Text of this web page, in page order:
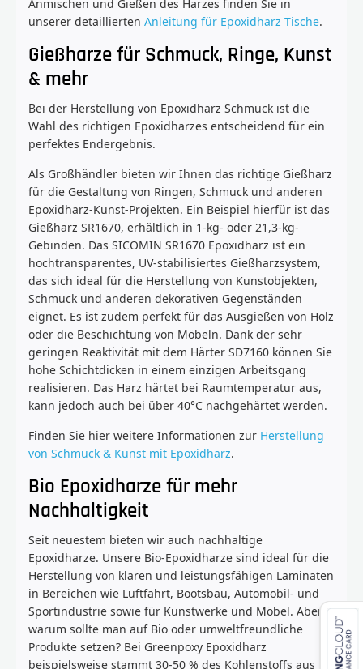
Anmischen und Gießen des Harzes finden Sie in
unserer detaillierten Anleitung für Epoxidharz Tische.
Gießharze für Schmuck, Ringe, Kunst
& mehr
Bei der Herstellung von Epoxidharz Schmuck ist die
Wahl des richtigen Epoxidharzes entscheidend für ein
perfektes Endergebnis.
Als Großhändler bieten wir Ihnen das richtige Gießharz
für die Gestaltung von Ringen, Schmuck und anderen
Epoxidharz-Kunst-Projekten. Ein Beispiel hierfür ist das
Gießharz SR1670, erhältlich in 1-kg- oder 21,3-kg-
Gebinden. Das SICOMIN SR1670 Epoxidharz ist ein
hochtransparentes, UV-stabilisiertes Gießharzsystem,
das sich ideal für die Herstellung von Kunstobjekten,
Schmuck und anderen dekorativen Gegenständen
eignet. Es ist zudem perfekt für das Ausgießen von Holz
oder die Beschichtung von Möbeln. Dank der sehr
geringen Reaktivität mit dem Härter SD7160 können Sie
hohe Schichtdicken in einem einzigen Arbeitsgang
realisieren. Das Harz härtet bei Raumtemperatur aus,
kann jedoch auch bei über 40°C nachgehärtet werden.
Finden Sie hier weitere Informationen zur Herstellung
von Schmuck & Kunst mit Epoxidharz.
Bio Epoxidharze für mehr
Nachhaltigkeit
Seit neuestem bieten wir auch nachhaltige
Epoxidharze. Unsere Bio-Epoxidharze sind ideal für die
Herstellung von klaren und leistungsfähigen Laminaten
in Bereichen wie Luftfahrt, Bootsbau, Automobil- und
Sportindustrie sowie für Kunstwerke und Möbel. Aber
warum sollte man auf Bio oder umweltfreundliche
Produkte setzen? Bei Greenpoxy Epoxidharz
beispielsweise stammt 30-50 % des Kohlenstoffs aus